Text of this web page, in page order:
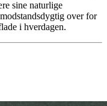
sine naturlige
over for
i hverdagen.